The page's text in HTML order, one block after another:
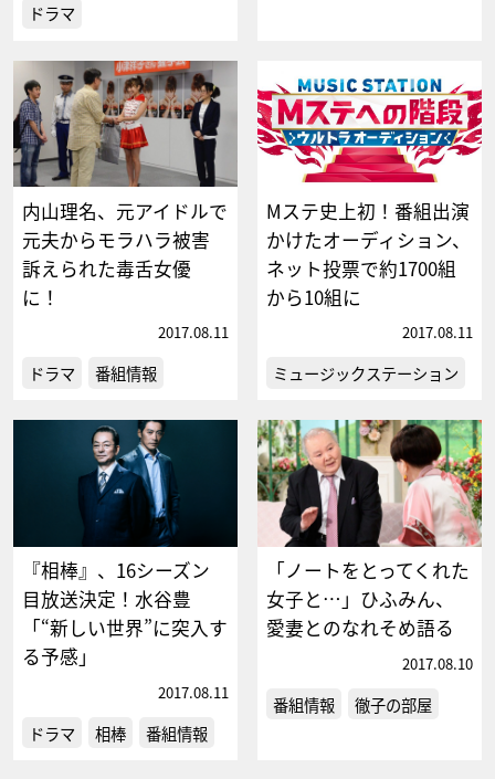
ドラマ
内山理名、元アイドルで
元夫からモラハラ被害
訴えられた毒舌女優
に！
2017.08.11
ドラマ 番組情報
Mステ史上初！番組出演
かけたオーディション、
ネット投票で約1700組
から10組に
2017.08.11
ミュージックステーション
『相棒』、16シーズン
目放送決定！水谷豊
「“新しい世界”に突入す
る予感」
2017.08.11
ドラマ 相棒 番組情報
「ノートをとってくれた
女子と…」ひふみん、
愛妻とのなれそめ語る
2017.08.10
番組情報 徹子の部屋